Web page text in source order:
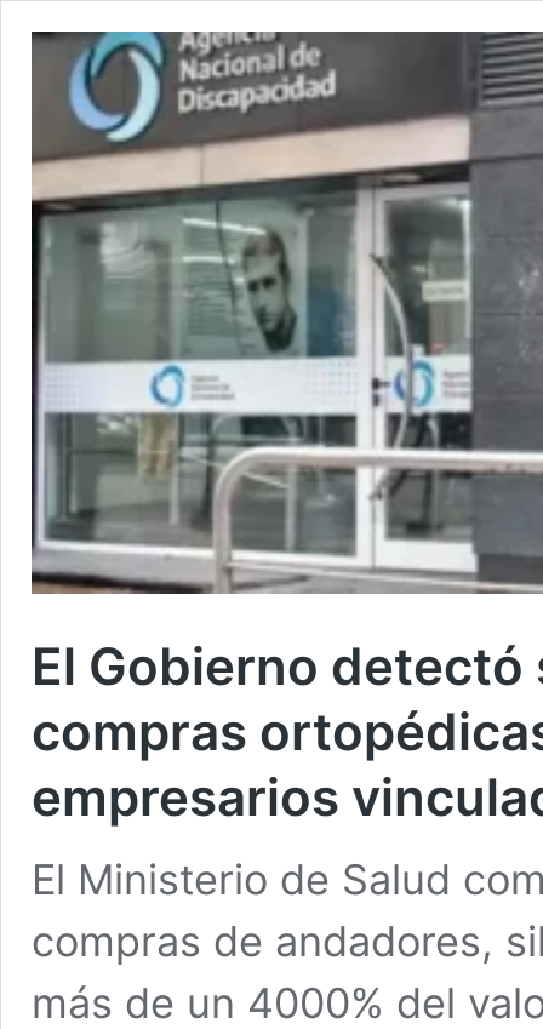
El Gobierno
compras
empresarios
El Ministerio de Salud
compras de andadores,
más de un 4000% del